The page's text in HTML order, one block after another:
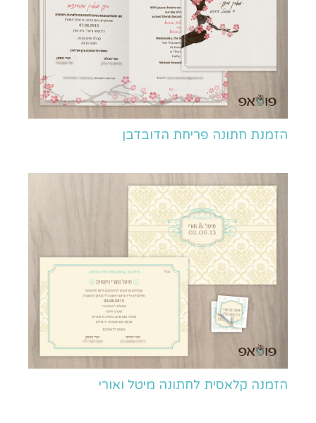
הזמנת חתונה פריחת הדובדבן
הזמנה קלאסית לחתונה מיטל ואורי